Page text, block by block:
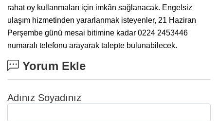
rahat oy kullanmaları için imkân sağlanacak. Engelsiz
ulaşım hizmetinden yararlanmak isteyenler, 21 Haziran
Perşembe günü mesai bitimine kadar 0224 2453446
numaralı telefonu arayarak talepte bulunabilecek.
Yorum Ekle
Adınız Soyadınız